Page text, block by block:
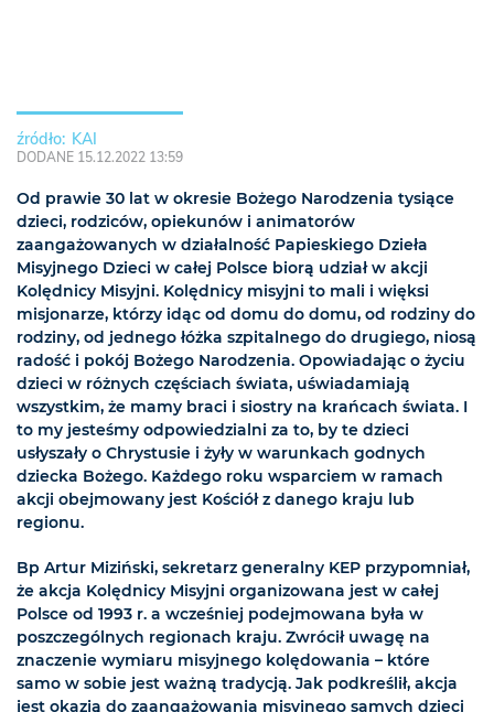
KAI
DODANE 15.12.2022 13:59
Od prawie 30 lat w okresie Bożego Narodzenia tysiące
dzieci, rodziców, opiekunów i animatorów
zaangażowanych w działalność Papieskiego Dzieła
Misyjnego Dzieci w całej Polsce biorą udział w akcji
Kolędnicy Misyjni. Kolędnicy misyjni to mali i więksi
misjonarze, którzy idąc od domu do domu, od rodziny do
rodziny, od jednego łóżka szpitalnego do drugiego, niosą
radość i pokój Bożego Narodzenia. Opowiadając o życiu
dzieci w różnych częściach świata, uświadamiają
wszystkim, że mamy braci i siostry na krańcach świata. I
to my jesteśmy odpowiedzialni za to, by te dzieci
usłyszały o Chrystusie i żyły w warunkach godnych
dziecka Bożego. Każdego roku wsparciem w ramach
akcji obejmowany jest Kościół z danego kraju lub
regionu.
Bp Artur Miziński, sekretarz generalny KEP przypomniał,
że akcja Kolędnicy Misyjni organizowana jest w całej
Polsce od 1993 r. a wcześniej podejmowana była w
poszczególnych regionach kraju. Zwrócił uwagę na
znaczenie wymiaru misyjnego kolędowania – które
samo w sobie jest ważną tradycją. Jak podkreślił, akcja
jest okazją do zaangażowania misyjnego samych dzieci